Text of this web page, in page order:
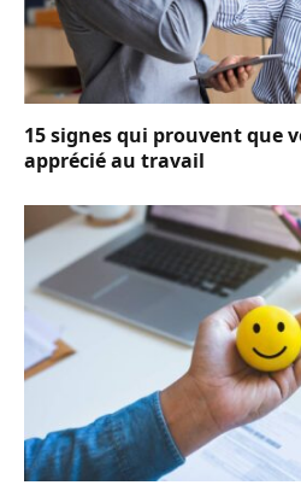
15 signes qui prouvent que
apprécié au travail